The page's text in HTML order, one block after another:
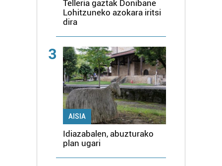
Telleria gaztak Donibane
Lohitzuneko azokara iritsi
dira
3
AISIA
Idiazabalen, abuzturako
plan ugari